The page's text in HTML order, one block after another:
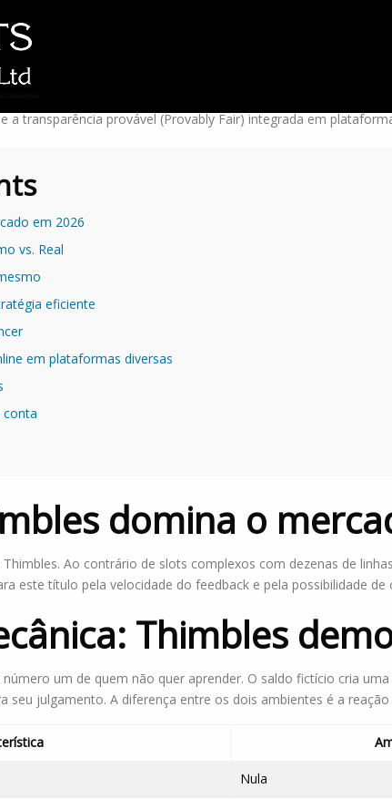
e agora está convencido de que o software está programado
Quem entra nessa buscando renda passiva acaba
a transparência provável (Provably Fair) integrada em
em 2026
vs. Real
eficiente
em plataformas diversas
conta
domina o
Ao contrário de slots complexos com dezenas de
este título pela velocidade do feedback e pela possibilidade
Thimbles
um de quem não quer aprender. O saldo fictício cria
seu julgamento. A diferença entre os dois ambientes é a
Nula